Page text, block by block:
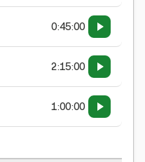
0:45:00
2:15:00
1:00:00